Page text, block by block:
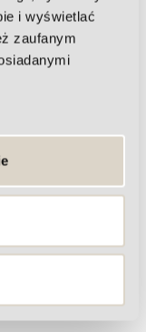
i wyświetlać
zaufanym